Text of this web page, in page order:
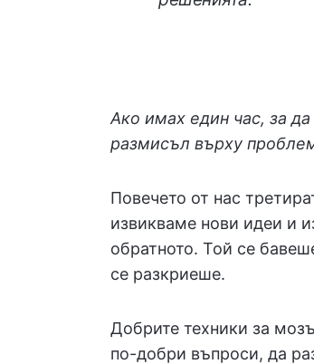
Ако имах един час, за
размисъл върху
Повечето от нас
извикваме нови идеи и
обратното. Той се
се разкриеше.
Добрите техники за
по-добри въпроси, да